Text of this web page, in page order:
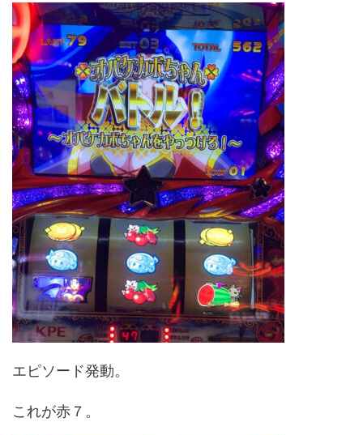
エピソード発動。
これが赤７。